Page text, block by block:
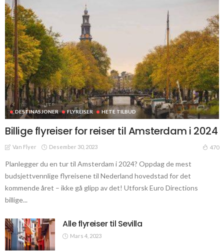
DESTINASJONER FLYREISER HETE TILBUD
Billige flyreiser for reiser til Amsterdam i 2024
Van Flyer Desember 30, 2023 470
Planlegger du en tur til Amsterdam i 2024? Oppdag de mest
budsjettvennlige flyreisene til Nederland hovedstad for det
kommende året – ikke gå glipp av det! Utforsk Euro Directions
billige...
Alle flyreiser til Sevilla
Mars 4, 2023